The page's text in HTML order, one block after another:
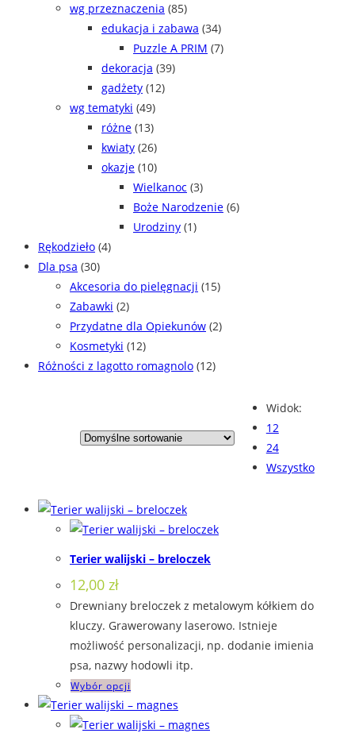
Widok:
12
24
Wszystko
Terier walijski – breloczek
12,00 zł
Drewniany breloczek z metalowym kółkiem do
kluczy. Grawerowany laserowo. Istnieje
możliwość personalizacji, np. dodanie imienia
psa, nazwy hodowli itp.
Wybór opcji
produkt
ma
wg przeznaczenia (85)
edukacja i zabawa (34)
Puzzle A PRIM (7)
dekoracja (39)
gadżety (12)
wg tematyki (49)
różne (13)
kwiaty (26)
okazje (10)
Wielkanoc (3)
Boże Narodzenie (6)
Urodziny (1)
Rękodzieło (4)
Dla psa (30)
Akcesoria do pielęgnacji (15)
Zabawki (2)
Przydatne dla Opiekunów (2)
Kosmetyki (12)
Różności z lagotto romagnolo (12)